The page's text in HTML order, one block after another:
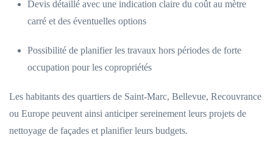
Devis détaillé avec une indication claire du coût au mètre
carré et des éventuelles options
Possibilité de planifier les travaux hors périodes de forte
occupation pour les copropriétés
Les habitants des quartiers de Saint-Marc, Bellevue, Recouvrance
ou Europe peuvent ainsi anticiper sereinement leurs projets de
nettoyage de façades et planifier leurs budgets.